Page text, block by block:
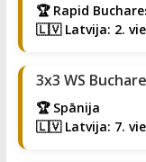
🏆 Rapid
🇱🇻 Latvija: 2.
3x3 WS
🏆 Spānija
🇱🇻 Latvija: 7.